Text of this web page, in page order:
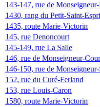
143-147, rue de Monseigneur-
1430, rang du Petit-Saint-
1435, route Marie-Victorin
145, rue Denoncourt
145-149, rue La Salle
146, rue de Monseigneur-
146-150, rue de
152, rue du Curé-Ferland
153, rue Louis-Caron
1580, route Marie-Victorin